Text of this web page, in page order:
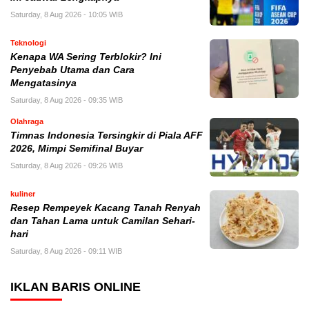
Saturday, 8 Aug 2026 - 10:05 WIB
Teknologi
Kenapa WA Sering Terblokir? Ini
Penyebab Utama dan Cara
Mengatasinya
Saturday, 8 Aug 2026 - 09:35 WIB
Olahraga
Timnas Indonesia Tersingkir di Piala AFF
2026, Mimpi Semifinal Buyar
Saturday, 8 Aug 2026 - 09:26 WIB
kuliner
Resep Rempeyek Kacang Tanah Renyah
dan Tahan Lama untuk Camilan Sehari-
hari
Saturday, 8 Aug 2026 - 09:11 WIB
IKLAN BARIS ONLINE